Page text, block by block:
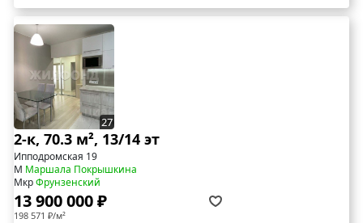
27
2-к, 70.3 м², 13/14 эт
Ипподромская 19
М Маршала Покрышкина
МкрФрунзенский
13 900 000 ₽
198 571 ₽/м²